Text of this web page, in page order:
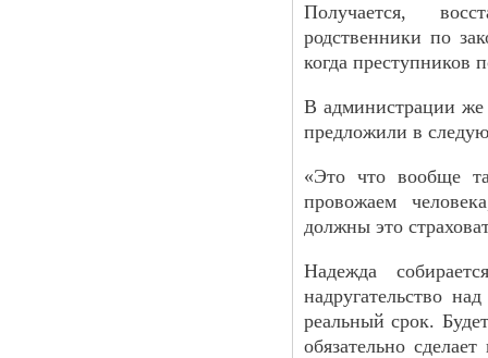
Получается,
родственники по
когда преступников
В администрации
предложили в
«Это что вообще
провожаем
должны это
Надежда
надругательство
реальный срок.
обязательно